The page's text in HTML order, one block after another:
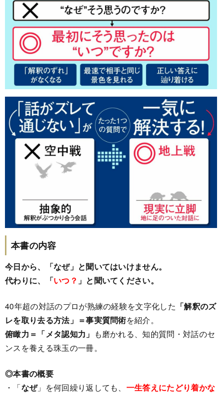
本書の内容
今日から、「なぜ」と聞いてはいけません。
代わりに、「いつ？ 」と聞いてください。
40年超の対話のプロが熟練の経験を文字化した 「解釈のズ
レを取り去る方法」＝事実質問術を紹介。
俯瞰力＝「メタ認知力 」 も磨かれる、知的質問・対話のセ
ンスを養える珠玉の一冊。
◎本書の概要
・「なぜ」を何回繰り返しても、 一生答えにたどり着かな